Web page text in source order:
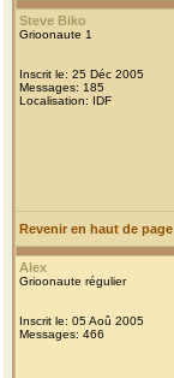
Steve Biko
Grioonaute 1
Inscrit le: 25 Déc 2005
Messages: 185
Localisation: IDF
Revenir en haut de page
Alex
Grioonaute régulier
Inscrit le: 05 Aoû 2005
Messages: 466